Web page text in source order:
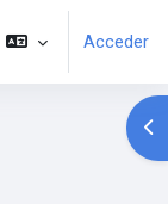
Acceder